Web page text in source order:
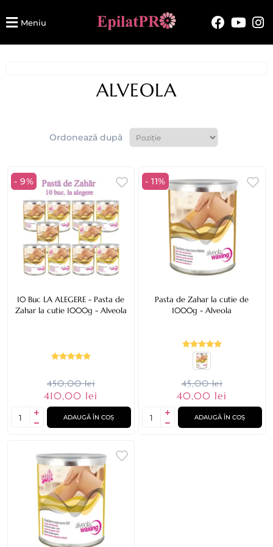
Meniu
ALVEOLA
Ordonează după
- 9%
10 Buc LA ALEGERE - Pasta de
Zahar la cutie 1000g - Alveola
450,00 lei
410,00 lei
ADAUGĂ ÎN COȘ
- 11%
Pasta de Zahar la cutie de
1000g - Alveola
45,00 lei
40,00 lei
ADAUGĂ ÎN COȘ